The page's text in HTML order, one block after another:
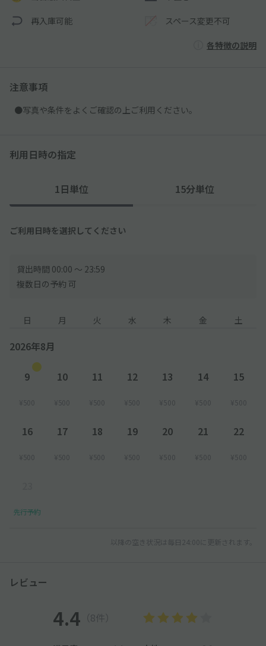
再入庫可能 スペース変更不可
各特徴の説明
注意事項
●写真や条件をよくご確認の上ご利用ください。
利用日時の指定
1日単位 15分単位
ご利用日時を選択してください
貸出時間 00:00 〜 23:59
複数日の予約 可
日 月 火 水 木 金 土
2026年8月
9
¥500
10
¥500
11
¥500
12
¥500
13
¥500
14
¥500
15
¥500
16
¥500
17
¥500
18
¥500
19
¥500
20
¥500
21
¥500
22
¥500
先行予約
以降の空き状況は毎日24:00に更新されます。
レビュー
4.4 （8件）